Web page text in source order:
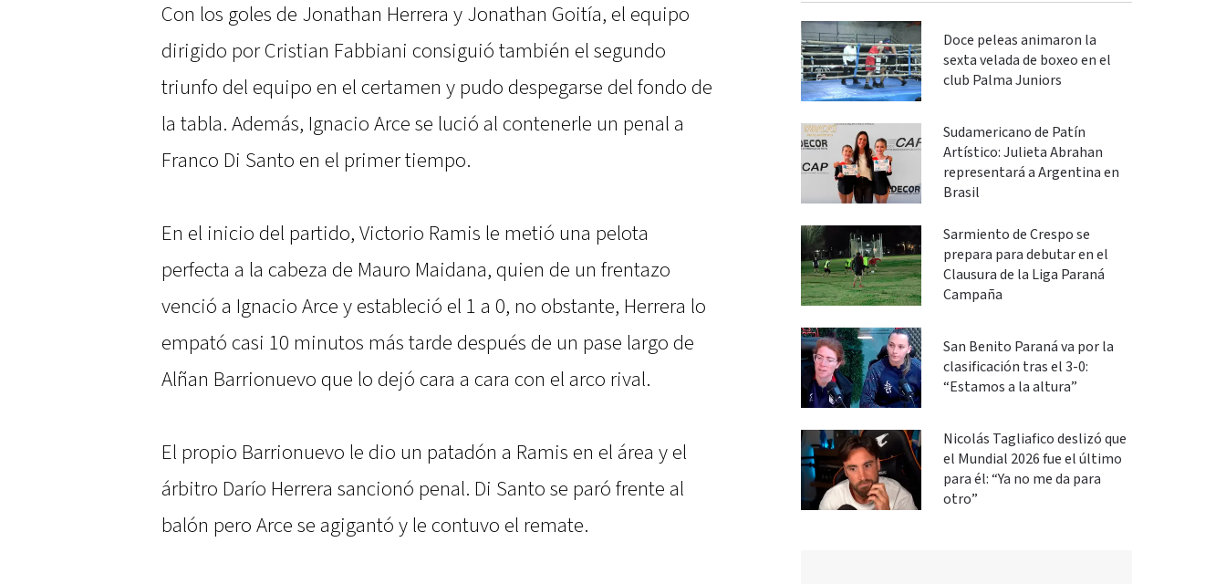
Con los goles de Jonathan Herrera y Jonathan Goitía, el equipo
dirigido por Cristian Fabbiani consiguió también el segundo
triunfo del equipo en el certamen y pudo despegarse del fondo de
la tabla. Además, Ignacio Arce se lució al contenerle un penal a
Franco Di Santo en el primer tiempo.
En el inicio del partido, Victorio Ramis le metió una pelota
perfecta a la cabeza de Mauro Maidana, quien de un frentazo
venció a Ignacio Arce y estableció el 1 a 0, no obstante, Herrera lo
empató casi 10 minutos más tarde después de un pase largo de
Alñan Barrionuevo que lo dejó cara a cara con el arco rival.
El propio Barrionuevo le dio un patadón a Ramis en el área y el
árbitro Darío Herrera sancionó penal. Di Santo se paró frente al
balón pero Arce se agigantó y le contuvo el remate.
Doce peleas animaron la
sexta velada de boxeo en el
club Palma Juniors
Sudamericano de Patín
Artístico: Julieta Abrahan
representará a Argentina en
Brasil
Sarmiento de Crespo se
prepara para debutar en el
Clausura de la Liga Paraná
Campaña
San Benito Paraná va por la
clasificación tras el 3-0:
“Estamos a la altura”
Nicolás Tagliafico deslizó que
el Mundial 2026 fue el último
para él: “Ya no me da para
otro”